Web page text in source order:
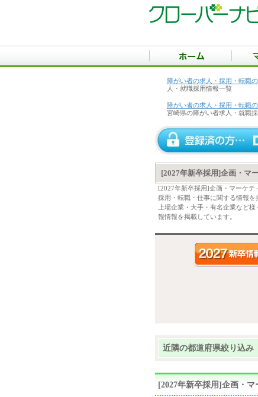
障がい者の求人・採用・転職
人・就職採用情報一覧
障がい者の求人・採用・転職
宮崎県の障がい者求人・就職
[2027年新卒採用]企画・マ
[2027年新卒採用]企画・マーケテ
採用・転職・仕事に関する情報を
上場企業・大手・有名企業など
報情報を掲載しています。
近隣の都道府県絞り込み
[2027年新卒採用]企画・